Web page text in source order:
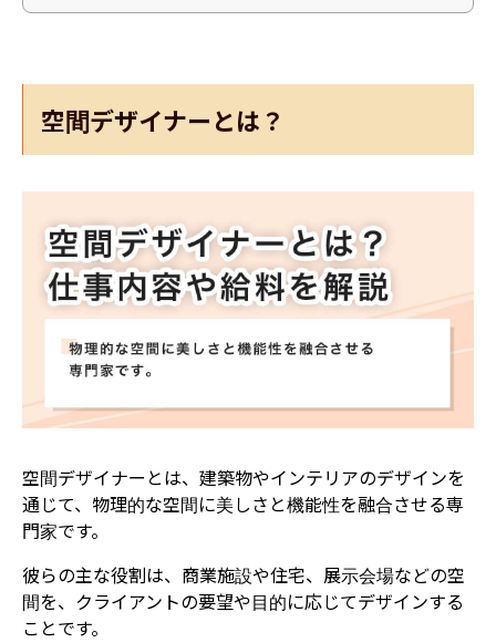
空間デザイナーとは？
空間デザイナーとは、建築物やインテリアのデザインを
通じて、物理的な空間に美しさと機能性を融合させる専
門家です。
彼らの主な役割は、商業施設や住宅、展示会場などの空
間を、クライアントの要望や目的に応じてデザインする
ことです。